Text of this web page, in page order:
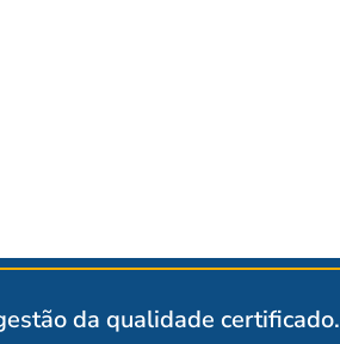
da qualidade certificado.